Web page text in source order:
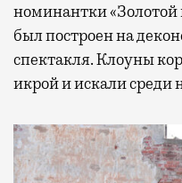
номинантки
был построен на
спектакля. Клоуны
икрой и искали